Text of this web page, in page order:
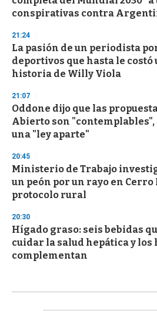
conspirativas contra
21:24
La pasión de un periodista
deportivos que hasta le
historia de Willy Viola
21:07
Oddone dijo que las
Abierto son
una "ley aparte"
20:45
Ministerio de Trabajo
un peón por un rayo en
protocolo rural
20:30
Hígado graso: seis bebidas
cuidar la salud hepática y los
complementan